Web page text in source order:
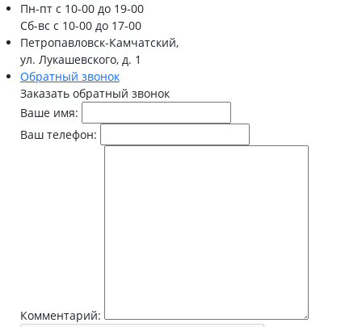
Пн-птс 10-00 до 19-00
Сб-вс с 10-00 до 17-00
Петропавловск-Камчатский,
ул. Лукашевского, д. 1
Обратный звонок
Заказать обратный звонок
Ваше имя:
Ваш телефон:
Комментарий: